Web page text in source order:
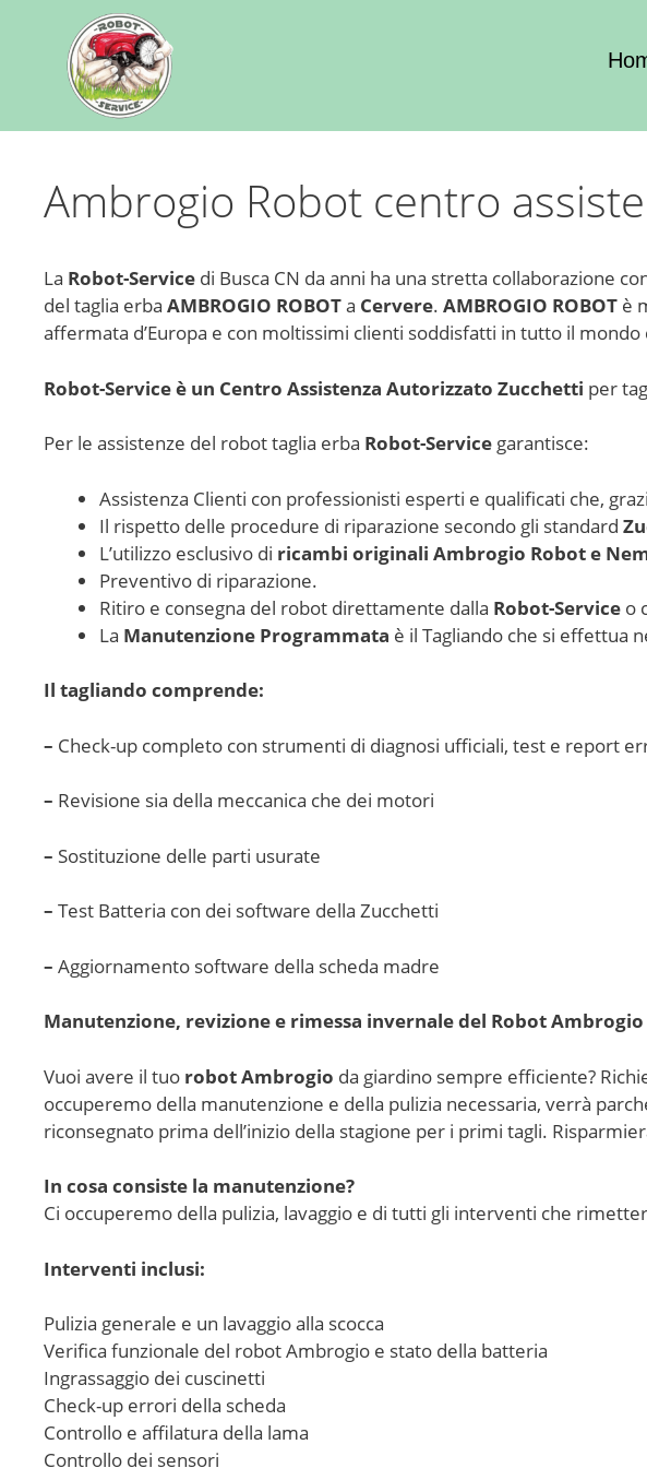
Ambrogio Robot centro
La Robot-Service di Busca CN da anni ha una stretta collaborazione
del taglia erba AMBROGIO ROBOTa Cervere. AMBROGIO ROBOT è
affermata d’Europa e con moltissimi clienti soddisfatti in tutto il
Robot-Service è un Centro Assistenza Autorizzato Zucchetti per
Per le assistenze del robot taglia erba Robot-Service garantisce:
Assistenza Clienti con professionisti esperti e qualificati che,
Il rispetto delle procedure di riparazione secondo gli standard
L’utilizzo esclusivo di ricambi originali Ambrogio Robot e
Preventivo di riparazione.
Ritiro e consegna del robot direttamente dalla Robot-Service o
La Manutenzione Programmata è il Tagliando che si effettua
Il tagliando comprende:
– Check-up completo con strumenti di diagnosi ufficiali, test e report
– Revisione sia della meccanica che dei motori
– Sostituzione delle parti usurate
– Test Batteria con dei software della Zucchetti
– Aggiornamento software della scheda madre
Manutenzione, revizione e rimessa invernale del Robot Ambrogio
Vuoi avere il tuo robot Ambrogio da giardino sempre efficiente?
occuperemo della manutenzione e della pulizia necessaria, verrà
riconsegnato prima dell’inizio della stagione per i primi tagli.
In cosa consiste la manutenzione?
Ci occuperemo della pulizia, lavaggio e di tutti gli interventi che
Interventi inclusi:
Pulizia generale e un lavaggio alla scocca
Verifica funzionale del robot Ambrogio e stato della batteria
Ingrassaggio dei cuscinetti
Check-up errori della scheda
Controllo e affilatura della lama
Controllo dei sensori